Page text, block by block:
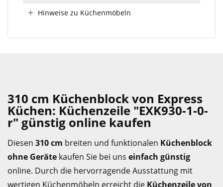
Hinweise zu Küchenmöbeln
310 cm Küchenblock von Express
Küchen: Küchenzeile "EXK930-1-0-
r" günstig online kaufen
Diesen 310 cm breiten und funktionalen Küchenblock
ohne Geräte kaufen Sie bei uns einfach günstig
online. Durch die hervorragende Ausstattung mit
wertigen Küchenmöbeln erreicht die Küchenzeile von